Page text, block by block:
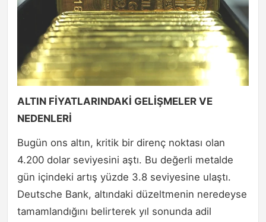
ALTIN FİYATLARINDAKİ GELİŞMELER VE
NEDENLERİ
Bugün ons altın, kritik bir direnç noktası olan
4.200 dolar seviyesini aştı. Bu değerli metalde
gün içindeki artış yüzde 3.8 seviyesine ulaştı.
Deutsche Bank, altındaki düzeltmenin neredeyse
tamamlandığını belirterek yıl sonunda adil